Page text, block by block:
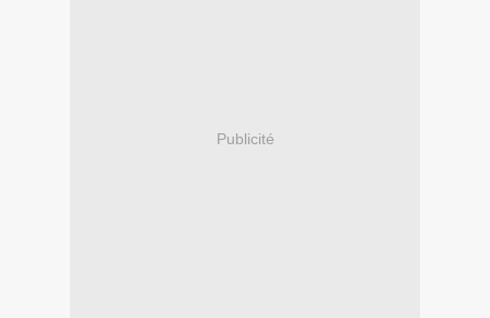
Publicité